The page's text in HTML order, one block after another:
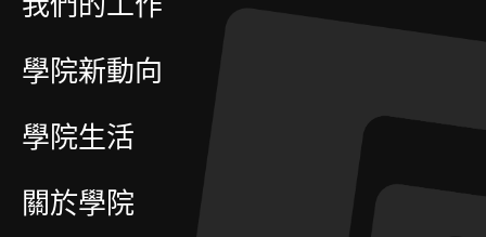
我們的工作
學院新動向
學院生活
關於學院